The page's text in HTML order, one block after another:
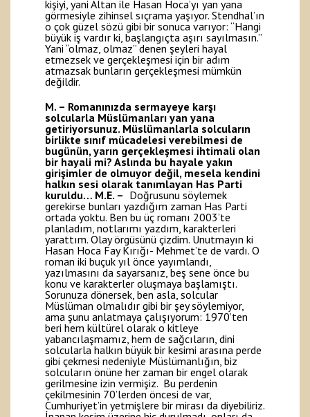
kişiyi, yani Altan ile Hasan Hoca’yı yan yana
görmesiyle zihinsel sıçrama yaşıyor. Stendhal’ın
o çok güzel sözü gibi bir sonuca varıyor: “Hangi
büyük iş vardır ki, başlangıçta aşırı sayılmasın.”
Yani “olmaz, olmaz” denen şeyleri hayal
etmezsek ve gerçekleşmesi için bir adım
atmazsak bunların gerçekleşmesi mümkün
değildir.
M. – Romanınızda sermayeye karşı
solcularla Müslümanları yan yana
getiriyorsunuz. Müslümanlarla solcuların
birlikte sınıf mücadelesi verebilmesi de
bugünün, yarın gerçekleşmesi ihtimali olan
bir hayali mi? Aslında bu hayale yakın
girişimler de olmuyor değil, mesela kendini
halkın sesi olarak tanımlayan Has Parti
kuruldu… M.E. – Doğrusunu söylemek
gerekirse bunları yazdığım zaman Has Parti
ortada yoktu. Ben bu üç romanı 2003’te
planladım, notlarımı yazdım, karakterleri
yarattım. Olay örgüsünü çizdim. Unutmayın ki
Hasan Hoca Fay Kırığı- Mehmet’te de vardı. O
roman iki buçuk yıl önce yayımlandı,
yazılmasını da sayarsanız, beş sene önce bu
konu ve karakterler oluşmaya başlamıştı.
Sorunuza dönersek, ben asla, solcular
Müslüman olmalıdır gibi bir şey söylemiyor,
ama şunu anlatmaya çalışıyorum: 1970’ten
beri hem kültürel olarak o kitleye
yabancılaşmamız, hem de sağcıların, dini
solcularla halkın büyük bir kesimi arasına perde
gibi çekmesi nedeniyle Müslümanlığın, biz
solcuların önüne her zaman bir engel olarak
gerilmesine izin vermişiz. Bu perdenin
çekilmesinin 70’lerden öncesi de var,
Cumhuriyet’in yetmişlere bir mirası da diyebiliriz.